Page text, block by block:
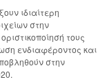
ιδιαίτερη
στην
τους
ενδιαφέροντος και
στην